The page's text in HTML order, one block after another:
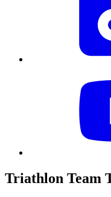
Triathlon Team